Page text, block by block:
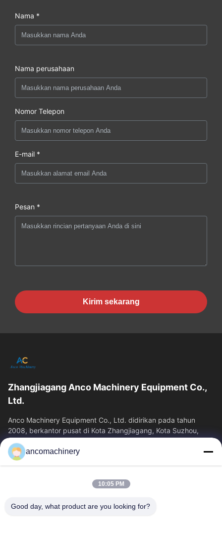
Nama *
Nama perusahaan
Nomor Telepon
E-mail *
Pesan *
Kirim sekarang
Zhangjiagang Anco Machinery Equipment Co.,
Ltd.
Anco Machinery Equipment Co., Ltd. didirikan pada tahun
2008, berkantor pusat di Kota Zhangjiagang, Kota Suzhou,
Provinsi Jiangsu. Ini adalah...
Tautan Cepat
Tentang Kita
Wisata Pabrik
Kontrol Kualitas
ancomachinery
10:05 PM
Good day, what product are you looking for?